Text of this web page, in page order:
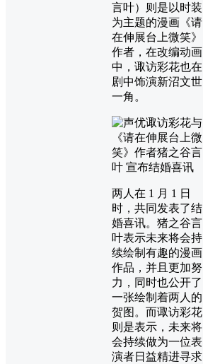
言叶）则是以时装
为主题的漫画《请
在伸展台上微笑》
作者，在改编动画
中，诹访彩花也在
剧中饰演新沼文世
一角。
两人在 1 月 1 日
时，共同发表了结
婚喜讯。猪之谷言
叶表示未来将会持
续绘制有趣的漫画
作品，并且更加努
力，同时也公开了
一张绘制着两人的
贺图。而诹访彩花
则是表示，未来将
会持续做为一位表
演者日益精进寻求